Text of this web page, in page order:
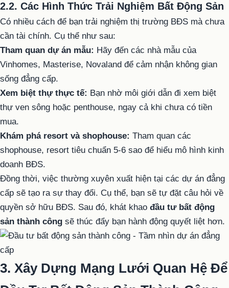
2.2. Các Hình Thức Trải Nghiệm Bất Động Sản
Có nhiều cách để bạn trải nghiệm thị trường BĐS mà chưa
cần tài chính. Cụ thể như sau:
Tham quan dự án mẫu: Hãy đến các nhà mẫu của
Vinhomes, Masterise, Novaland để cảm nhận không gian
sống đẳng cấp.
Xem biệt thự thực tế: Bạn nhờ môi giới dẫn đi xem biệt
thự ven sông hoặc penthouse, ngay cả khi chưa có tiền
mua.
Khám phá resort và shophouse: Tham quan các
shophouse, resort tiêu chuẩn 5-6 sao để hiểu mô hình kinh
doanh BĐS.
Đồng thời, việc thường xuyên xuất hiện tại các dự án đẳng
cấp sẽ tạo ra sự thay đổi. Cụ thể, bạn sẽ tự đặt câu hỏi về
quyền sở hữu BĐS. Sau đó, khát khao đầu tư bất động
sản thành công sẽ thúc đẩy bạn hành động quyết liệt hơn.
3. Xây Dựng Mạng Lưới Quan Hệ Để